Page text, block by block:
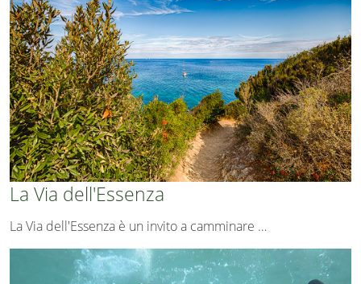
La Via dell'Essenza
La Via dell'Essenza è un invito a camminare …